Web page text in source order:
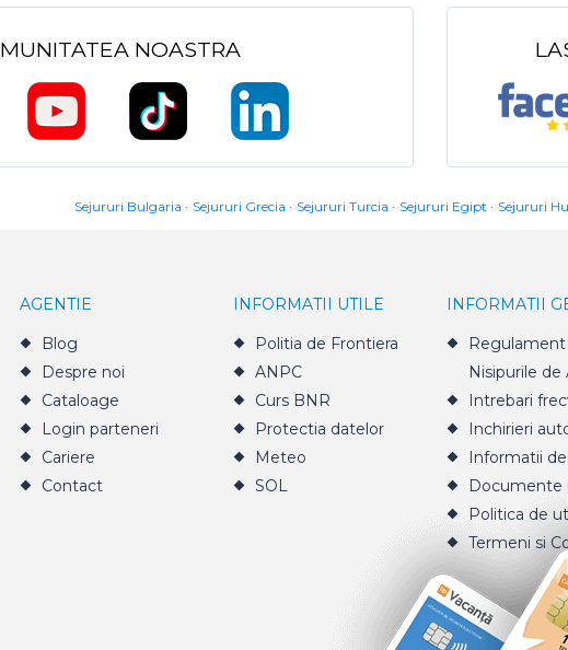
NOASTRA
Sejururi Bulgaria Sejururi Grecia Sejururi Turcia Sejururi Egipt Sejururi
AGENTIE
Blog
Despre noi
Cataloage
Login parteneri
Cariere
Contact
INFORMATII UTILE
Politia de Frontiera
ANPC
Curs BNR
Protectia datelor
Meteo
SOL
INFORMATII
Regulament
Nisipurile de
Intrebari
Inchirieri
Informatii
Documente
Politica de
Termeni si